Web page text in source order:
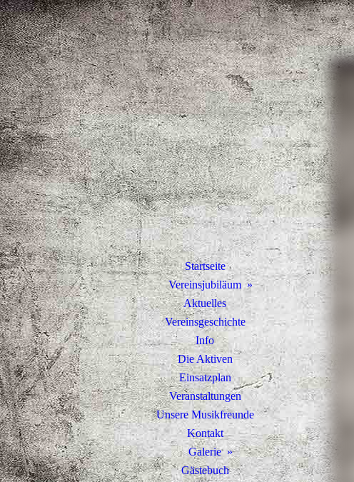
Startseite
Vereinsjubiläum
Aktuelles
Vereinsgeschichte
Info
Die Aktiven
Einsatzplan
Veranstaltungen
Unsere Musikfreunde
Kontakt
Galerie
Gästebuch